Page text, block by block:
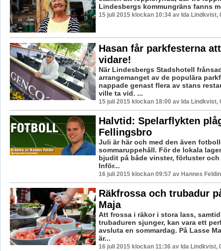
Lindesbergs kommungräns fanns
15 juli 2015 klockan 10:34 av Ida Lindkvist,
Hasan får parkfesterna
vidare!
När Lindesbergs Stadshotell
arrangemanget av de populära
nappade genast flera av stans
ville ta vid. ...
15 juli 2015 klockan 18:00 av Ida Lindkvist,
Halvtid: Spelarflykten
Fellingsbro
Juli är här och med den även
sommaruppehåll. För de lokala
bjudit på både vinster, förluster och
Inför...
16 juli 2015 klockan 09:57 av Hannes
Räkfrossa och trubadur
Maja
Att frossa i räkor i stora lass,
trubaduren sjunger, kan vara ett
avsluta en sommardag. På Lasse
är...
16 juli 2015 klockan 11:36 av Ida Lindkvist,